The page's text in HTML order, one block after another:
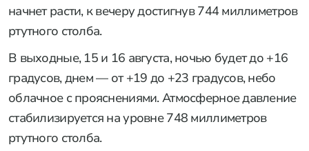
начнет расти, к вечеру достигнув 744 миллиметров
ртутного столба.
В выходные, 15 и 16 августа, ночью будет до +16
градусов, днем — от +19 до +23 градусов, небо
облачное с прояснениями. Атмосферное давление
стабилизируется на уровне 748 миллиметров
ртутного столба.